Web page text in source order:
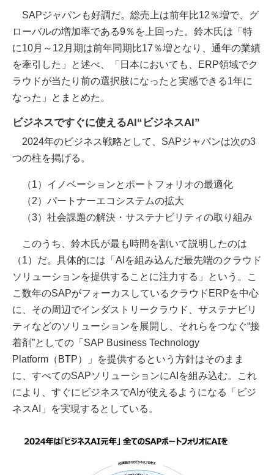
SAPジャパンも好調だ。総売上は前年比12％増で、グ
ローバルの増加率である9％を上回った。鈴木氏は「特
に10月～12月期は前年同期比17％増となり、通年の業績
を牽引した」と述べ、「日本においても、ERP領域でク
ラウドが当たり前の選択肢になったと実感できる1年に
なった」とまとめた。
ビジネスですぐに使えるAI“ビジネスAI”
2024年のビジネス戦略として、SAPジャパンは次の3
つの柱を掲げる。
（1）イノベーションとポートフォリオの最適化
（2）パートナーエコシステムの拡大
（3）社会課題の解決・サステナビリティの取り組み
このうち、鈴木氏が最も時間を割いて説明したのは
（1）だ。具体的には「AIを組み込んだ最先端のクラウド
ソリューションを提供することに注力する」という。こ
こ数年のSAPがフォーカスしているクラウドERPを中心
に、その周辺でインダストリークラウド、サステナビリ
ティなどのソリューションを展開し、それらをつなぐ“接
着剤”としての「SAP Business Technology
Platform（BTP）」を提供するという方針はそのまま
に、すべてのSAPソリューションにAIを組み込む。これ
により、すぐにビジネスでAIが使えるようになる「ビジ
ネスAI」を実現するとしている。